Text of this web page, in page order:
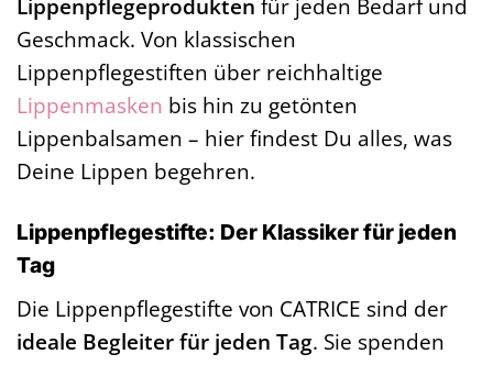
Lippenpflegeprodukten für jeden Bedarf und
Geschmack. Von klassischen
Lippenpflegestiften über reichhaltige
Lippenmasken bis hin zu getönten
Lippenbalsamen – hier findest Du alles, was
Deine Lippen begehren.
Lippenpflegestifte: Der Klassiker für jeden
Tag
Die Lippenpflegestifte von CATRICE sind der
ideale Begleiter für jeden Tag. Sie spenden